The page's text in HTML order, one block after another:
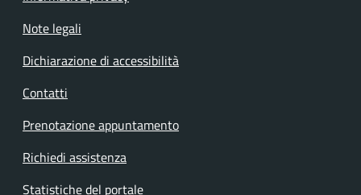
Note legali
Dichiarazione di accessibilità
Contatti
Prenotazione appuntamento
Richiedi assistenza
Statistiche del portale